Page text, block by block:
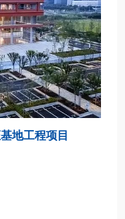
地工程项目